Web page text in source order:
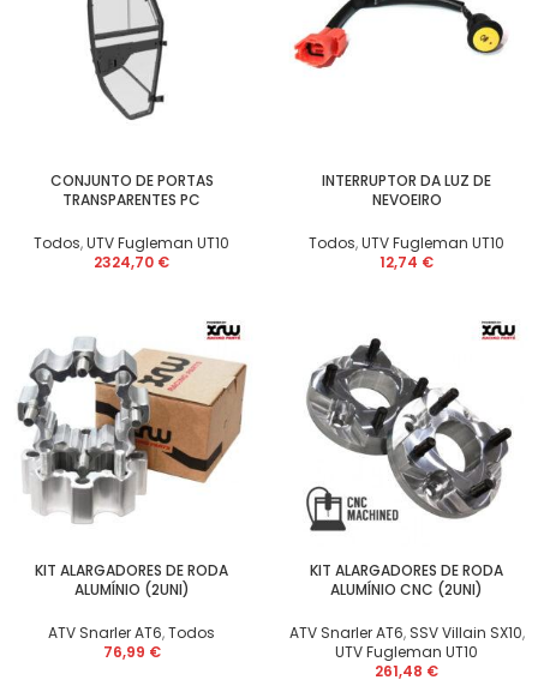
CONJUNTO DE PORTAS
TRANSPARENTES PC
Todos,UTV Fugleman UT10
2324,70 €
INTERRUPTOR DA LUZ DE
NEVOEIRO
Todos,UTV Fugleman UT10
12,74 €
KIT ALARGADORES DE RODA
ALUMÍNIO (2UNI)
ATV Snarler AT6,Todos
76,99 €
KIT ALARGADORES DE RODA
ALUMÍNIO CNC (2UNI)
ATV Snarler AT6, SSV Villain SX10,
UTV Fugleman UT10
261,48 €